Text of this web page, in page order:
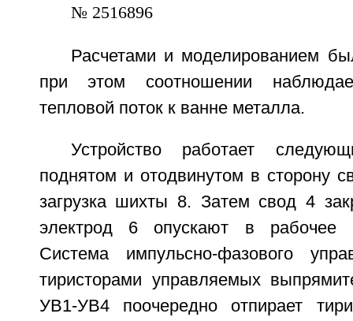
Расчетами и моделированием
при этом соотношении
тепловой поток к ванне металла.
Устройство работает
поднятом и отодвинутом в сторону
загрузка шихты 8. Затем свод 4
электрод 6 опускают в рабочее
Система импульсно-фазового
тиристорами управляемых
УВ1-УВ4 поочередно отпирает